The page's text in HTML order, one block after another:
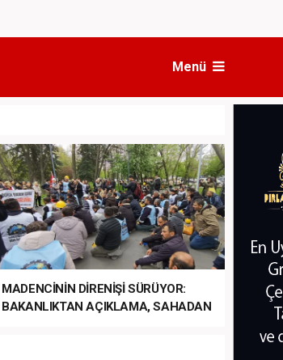
Menü
MADENCİNİN DİRENİŞİ SÜRÜYOR:
BAKANLIKTAN AÇIKLAMA, SAHADAN